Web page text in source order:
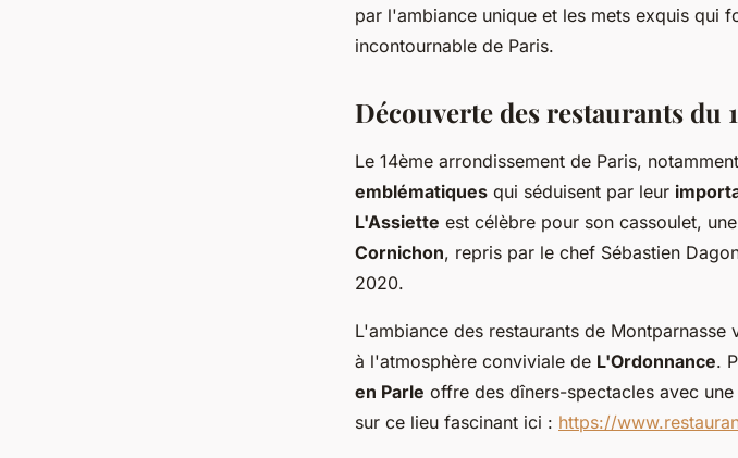
2 min de lecturepar l'ambiance unique et les mets exquis qui
incontournable de Paris.
Découverte des restaurants du
Le 14ème arrondissement de Paris,
emblématiques qui séduisent par leur
L'Assiette est célèbre pour son cassoulet,
Cornichon, repris par le chef Sébastien
2020.
L'ambiance des restaurants de Montparnasse
à l'atmosphère conviviale de L'Ordonnance.
en Parle offre des dîners-spectacles avec
sur ce lieu fascinant ici : https://